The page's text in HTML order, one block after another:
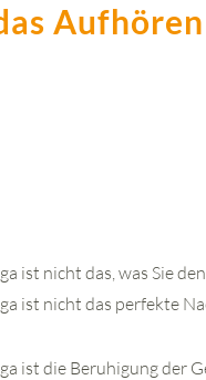
ist nicht das, was Sie
ist nicht das perfekte
ist die Beruhigung der